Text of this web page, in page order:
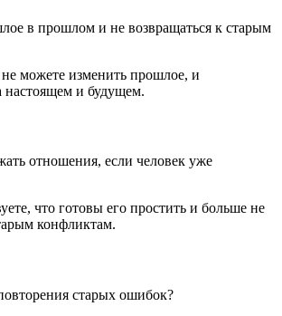
в прошлом и не возвращаться к старым
можете изменить прошлое, и
настоящем и будущем.
отношения, если человек уже
что готовы его простить и больше не
конфликтам.
старых ошибок?